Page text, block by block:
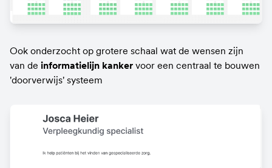
Ook onderzocht op grotere schaal wat de wensen zijn
van de informatielijn kanker voor een centraal te bouwen
'doorverwijs' systeem